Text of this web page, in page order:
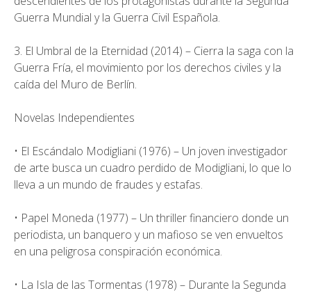
Guerra Mundial y la Guerra Civil Española.
3. El Umbral de la Eternidad (2014) – Cierra la saga con la
Guerra Fría, el movimiento por los derechos civiles y la
caída del Muro de Berlín.
Novelas Independientes
• El Escándalo Modigliani (1976) – Un joven investigador
de arte busca un cuadro perdido de Modigliani, lo que lo
lleva a un mundo de fraudes y estafas.
• Papel Moneda (1977) – Un thriller financiero donde un
periodista, un banquero y un mafioso se ven envueltos
en una peligrosa conspiración económica.
• La Isla de las Tormentas (1978) – Durante la Segunda